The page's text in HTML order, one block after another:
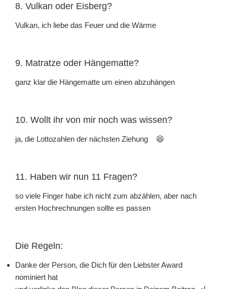
8. Vulkan oder Eisberg?
Vulkan, ich liebe das Feuer und die Wärme
9. Matratze oder Hängematte?
ganz klar die Hängematte um einen abzuhängen
10. Wollt ihr von mir noch was wissen?
ja, die Lottozahlen der nächsten Ziehung 😆
11. Haben wir nun 11 Fragen?
so viele Finger habe ich nicht zum abzählen, aber nach
ersten Hochrechnungen sollte es passen
Die Regeln:
Danke der Person, die Dich für den Liebster Award
nominiert hat